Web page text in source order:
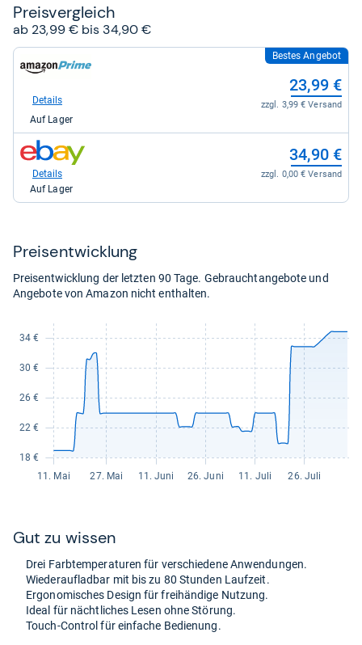
Preis­ver­gleich
ab 23,99 € bis 34,90 €
Shop:
Amazon.de
23,99
kaufen.
Bestes Angebot
23,99 €
zzgl. 3,99 € Versand
Details
Auf Lager
zum
Shop:
eBay
34,90 €
zzgl. 0,00 € Versand
Details
Auf Lager
Preis­ent­wick­lung
Preisentwicklung der letzten 90 Tage. Gebrauchtangebote und
Angebote von Amazon nicht enthalten.
Gut zu wis­sen
Drei Farb­tem­pe­ra­tu­ren für ver­schie­dene Anwen­dun­gen.
Wie­der­auf­lad­bar mit bis zu 80 Stun­den Lauf­zeit.
Ergo­no­mi­sches Design für frei­hän­dige Nut­zung.
Ideal für nächt­li­ches Lesen ohne Stö­rung.
Touch-​Con­trol für ein­fa­che Bedie­nung.